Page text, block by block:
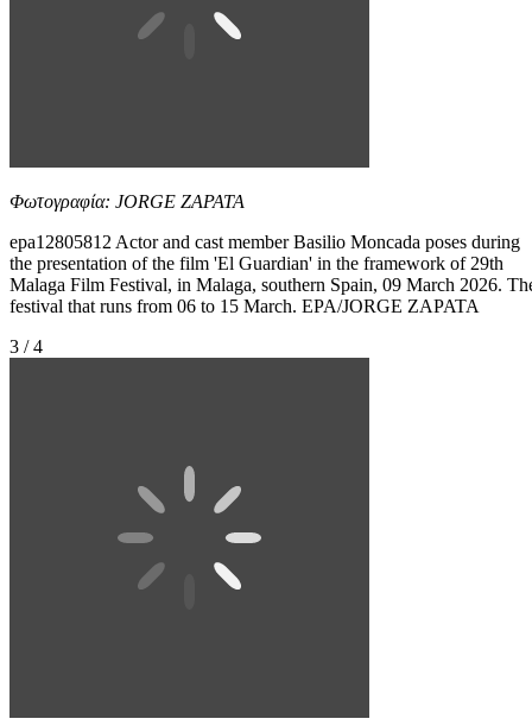
Φωτογραφία: JORGE ZAPATA
epa12805812 Actor and cast member Basilio Moncada poses during
the presentation of the film 'El Guardian' in the framework of 29th
Malaga Film Festival, in Malaga, southern Spain, 09 March 2026.
festival that runs from 06 to 15 March. EPA/JORGE ZAPATA
3 / 4